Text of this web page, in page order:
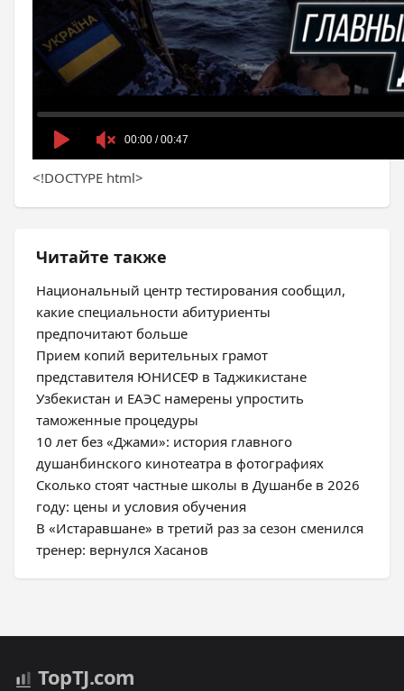
<!DOCTYPE html>
Читайте также
Национальный центр тестирования сообщил,
какие специальности абитуриенты
предпочитают больше
Прием копий верительных грамот
представителя ЮНИСЕФ в Таджикистане
Узбекистан и ЕАЭС намерены упростить
таможенные процедуры
10 лет без «Джами»: история главного
душанбинского кинотеатра в фотографиях
Сколько стоят частные школы в Душанбе в 2026
году: цены и условия обучения
В «Истаравшане» в третий раз за сезон сменился
тренер: вернулся Хасанов
TopTJ.com